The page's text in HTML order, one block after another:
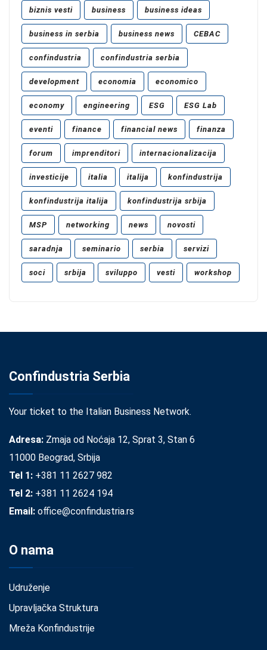
biznis vesti business business ideas
business in serbia business news CEBAC
confindustria confindustria serbia
development economia economico
economy engineering ESG ESG Lab
eventi finance financial news finanza
forum imprenditori internacionalizacija
investicije italia italija konfindustrija
konfindustrija italija konfindustrija srbija
MSP networking news novosti
saradnja seminario serbia servizi
soci srbija sviluppo vesti workshop
Confindustria Serbia
Your ticket to the Italian Business Network.
Adresa: Zmaja od Noćaja 12, Sprat 3, Stan 6
11000 Beograd, Srbija
Tel 1: +381 11 2627 982
Tel 2: +381 11 2624 194
Email: office@confindustria.rs
O nama
Udruženje
Upravljačka Struktura
Mreža Konfindustrije